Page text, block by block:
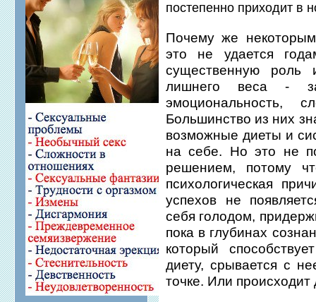
постепенно приходит в
Почему же
это не удается
существенную роль
лишнего веса -
Большинство из них
возможные диеты и
на себе. Но это не
решением, потому
психологическая
успехов не
себя голодом,
пока в глубинах
который
диету, срывается с
точке. Или